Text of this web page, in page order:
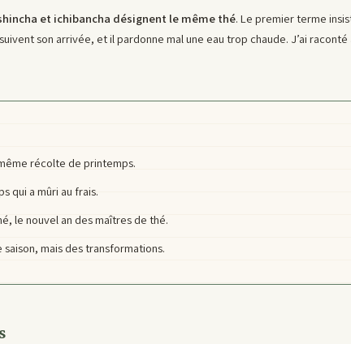
et ichibancha désignent le même thé. Le premier terme
son arrivée, et il pardonne mal une eau trop chaude. J’ai
récolte de printemps.
qui a mûri au frais.
le nouvel an des maîtres de thé.
mais des transformations.